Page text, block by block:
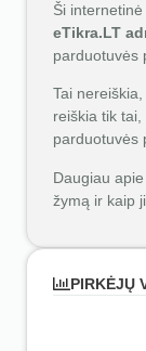
Ši
eTikra.LT
parduotuvės
Tai
reiškia tik
parduotuvės
Daugiau apie
žymą ir kaip
PIRKĖJŲ